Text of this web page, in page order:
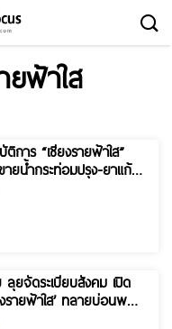
ยฟ้าใส
ติการ “เชียงรายฟ้าใส”
ยน้ำกระท่อมปรุง-ยาแก้ไอ
น้า 90 วันพิฆาตยาเสพติด
ลุยจัดระเบียบสังคม เปิด
รายฟ้าใส’ ทลายบ่อนพนัน
13 นักพนัน พร้อมของ